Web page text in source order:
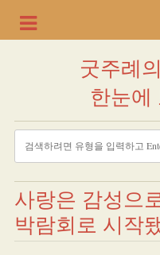
굿주례
한눈에
사랑은 감성으
박람회로 시작